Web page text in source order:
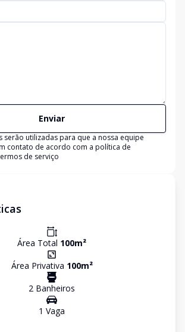
Enviar
serão utilizadas para que a nossa equipe
contato de acordo com a política de
de serviço
Área Total 100m²
Área Privativa 100m²
2 Banheiros
1 Vaga